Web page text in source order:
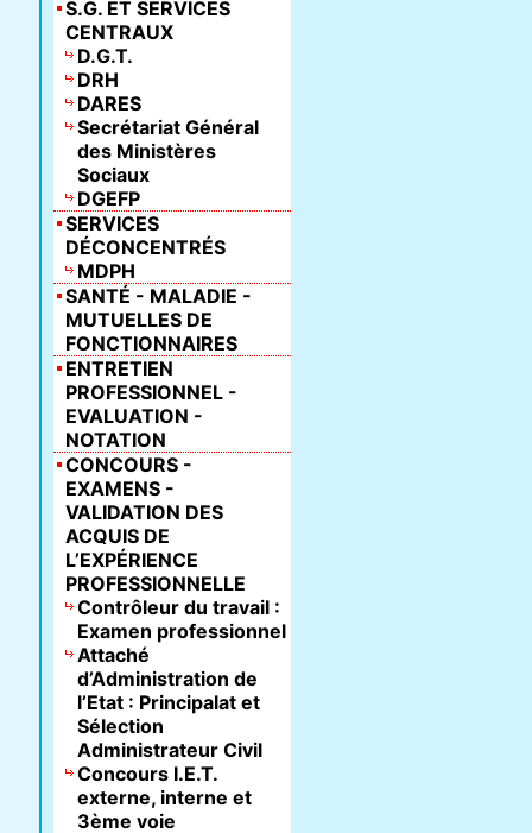
S.G. ET SERVICES
CENTRAUX
D.G.T.
DRH
DARES
Secrétariat Général
des Ministères
Sociaux
DGEFP
SERVICES
DÉCONCENTRÉS
MDPH
SANTÉ - MALADIE -
MUTUELLES DE
FONCTIONNAIRES
ENTRETIEN
PROFESSIONNEL -
EVALUATION -
NOTATION
CONCOURS -
EXAMENS -
VALIDATION DES
ACQUIS DE
L’EXPÉRIENCE
PROFESSIONNELLE
Contrôleur du travail :
Examen professionnel
Attaché
d’Administration de
l’Etat : Principalat et
Sélection
Administrateur Civil
Concours I.E.T.
externe, interne et
3ème voie